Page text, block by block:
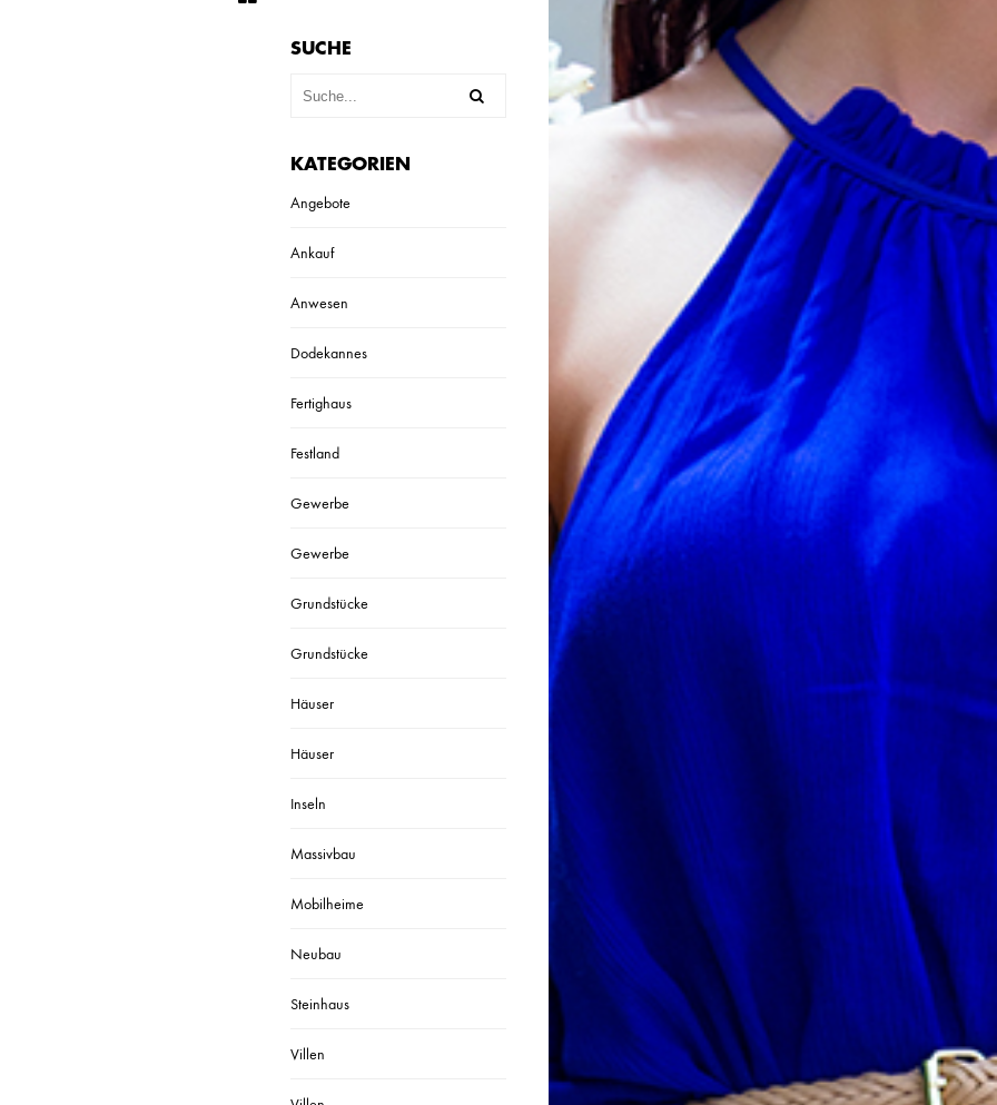
SUCHE
KATEGORIEN
Angebote
Ankauf
Anwesen
Dodekannes
Fertighaus
Festland
Gewerbe
Gewerbe
Grundstücke
Grundstücke
Häuser
Häuser
Inseln
Massivbau
Mobilheime
Neubau
Steinhaus
Villen